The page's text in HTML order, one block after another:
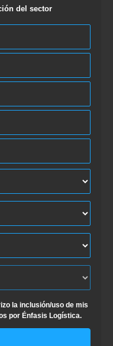
del sector
la inclusión/uso de mis
por Énfasis Logística.